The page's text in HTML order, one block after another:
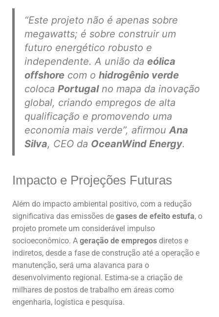
“Este projeto não é apenas sobre
megawatts; é sobre construir um
futuro energético robusto e
independente. A união da eólica
offshore com o hidrogênio verde
coloca Portugalno mapa da inovação
global, criando empregos de alta
qualificação e promovendo uma
economia mais verde”, afirmouAna
Silva, CEO da OceanWind Energy.
Impacto e Projeções Futuras
Além do impacto ambiental positivo, com a redução
significativa das emissões de gases de efeito estufa, o
projeto promete um considerável impulso
socioeconômico. A geração de empregos diretos e
indiretos, desde a fase de construção até a operação e
manutenção, será uma alavanca para o
desenvolvimento regional. Estima-se a criação de
milhares de postos de trabalho em áreas como
engenharia, logística e pesquisa.